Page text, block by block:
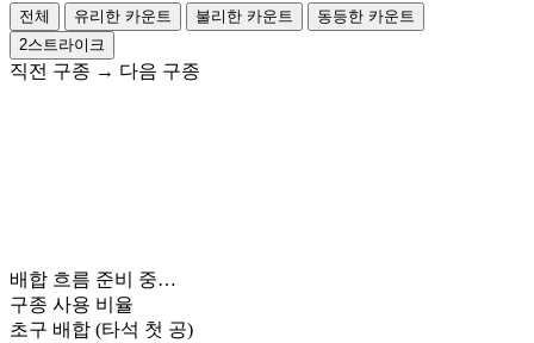
전체 유리한 카운트 불리한 카운트
동등한 카운트
2스트라이크
직전 구종 → 다음 구종
배합 흐름 준비 중…
구종 사용 비율
초구 배합 (타석 첫 공)